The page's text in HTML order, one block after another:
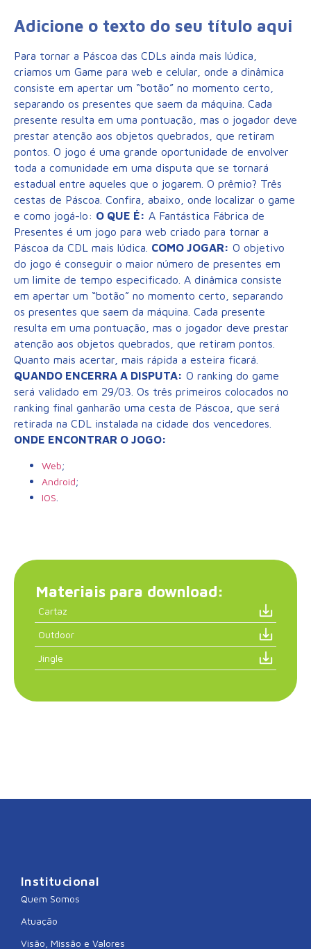
Adicione o texto do seu título aqui
Para tornar a Páscoa das CDLs ainda mais lúdica,
criamos um Game para web e celular, onde a dinâmica
consiste em apertar um “botão” no momento certo,
separando os presentes que saem da máquina. Cada
presente resulta em uma pontuação, mas o jogador deve
prestar atenção aos objetos quebrados, que retiram
pontos. O jogo é uma grande oportunidade de envolver
toda a comunidade em uma disputa que se tornará
estadual entre aqueles que o jogarem. O prêmio? Três
cestas de Páscoa. Confira, abaixo, onde localizar o game
e como jogá-lo: O QUE É: A Fantástica Fábrica de
Presentes é um jogo para web criado para tornar a
Páscoa da CDL mais lúdica. COMO JOGAR: O objetivo
do jogo é conseguir o maior número de presentes em
um limite de tempo especificado. A dinâmica consiste
em apertar um “botão” no momento certo, separando
os presentes que saem da máquina. Cada presente
resulta em uma pontuação, mas o jogador deve prestar
atenção aos objetos quebrados, que retiram pontos.
Quanto mais acertar, mais rápida a esteira ficará.
QUANDO ENCERRA A DISPUTA: O ranking do game
será validado em 29/03. Os três primeiros colocados no
ranking final ganharão uma cesta de Páscoa, que será
retirada na CDL instalada na cidade dos vencedores.
ONDE ENCONTRAR O JOGO:
Web;
Android;
IOS
Materiais para download:
Cartaz
Outdoor
Jingle
Institucional
Quem Somos
Atuação
Visão, Missão e Valores